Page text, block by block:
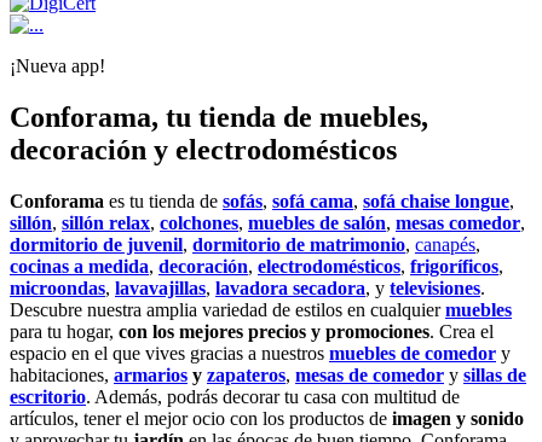
¡Nueva app!
Conforama, tu tienda de muebles,
decoración y electrodomésticos
Conforama es tu tienda de sofás, sofá cama, sofá chaise longue,
sillón, sillón relax, colchones, muebles de salón, mesas comedor,
dormitorio de juvenil, dormitorio de matrimonio, canapés,
cocinas a medida, decoración, electrodomésticos, frigoríficos,
microondas, lavavajillas, lavadora secadora, y televisiones.
Descubre nuestra amplia variedad de estilos en cualquiermuebles
para tu hogar, con los mejores precios y promociones. Crea el
espacio en el que vives gracias a nuestros muebles de comedor y
habitaciones, armarios y zapateros, mesas de comedor y sillas de
escritorio. Además, podrás decorar tu casa con multitud de
artículos, tener el mejor ocio con los productos de imagen y sonido